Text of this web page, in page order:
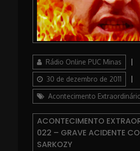
AuthorRádio Online PUC Minas
30 de dezembro de 2011
Acontecimento
ACONTECIMENTO
022 – GRAVE ACIDENTE
SARKOZY